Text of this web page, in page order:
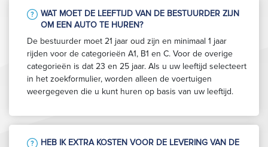
WAT MOET DE LEEFTIJD VAN DE BESTUURDER ZIJN
OM EEN AUTO TE HUREN?
De bestuurder moet 21 jaar oud zijn en minimaal 1 jaar
rijden voor de categorieën A1, B1 en C. Voor de overige
categorieën is dat 23 en 25 jaar. Als u uw leeftijd selecteert
in het zoekformulier, worden alleen de voertuigen
weergegeven die u kunt huren op basis van uw leeftijd.
HEB IK EXTRA KOSTEN VOOR DE LEVERING VAN DE